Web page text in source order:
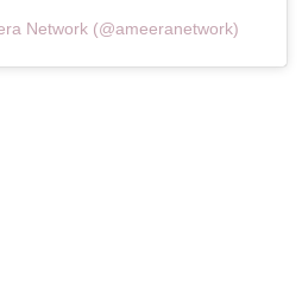
Network (@ameeranetwork)